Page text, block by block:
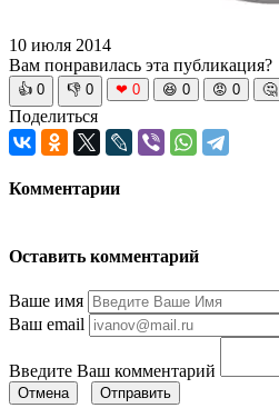
10 июля 2014
Вам понравилась эта публикация?
👍 0 👎 0 ❤ 0 😆 0 😡 0 🤔
Поделиться
Комментарии
Оставить комментарий
Ваше имя
Ваш email
Введите Ваш комментарий
Отмена Отправить